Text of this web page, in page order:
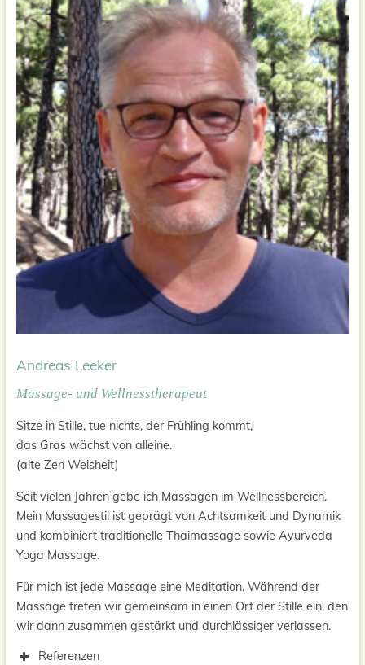
Andreas Leeker
Massage- und Wellnesstherapeut
Sitze in Stille, tue nichts, der Frühling kommt,
das Gras wächst von alleine.
(alte Zen Weisheit)
Seit vielen Jahren gebe ich Massagen im Wellnessbereich.
Mein Massagestil ist geprägt von Achtsamkeit und Dynamik
und kombiniert traditionelle Thaimassage sowie Ayurveda
Yoga Massage.
Für mich ist jede Massage eine Meditation. Während der
Massage treten wir gemeinsam in einen Ort der Stille ein, den
wir dann zusammen gestärkt und durchlässiger verlassen.
Referenzen